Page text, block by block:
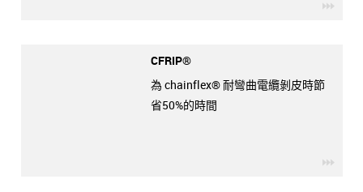
igus-
CFRIP®
為 chainflex® 耐彎曲電纜剝皮時節
省50%的時間
igus-